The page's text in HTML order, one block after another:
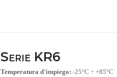
Serie KR6
Temperatura d'impiego: -25°C ÷ +85°C